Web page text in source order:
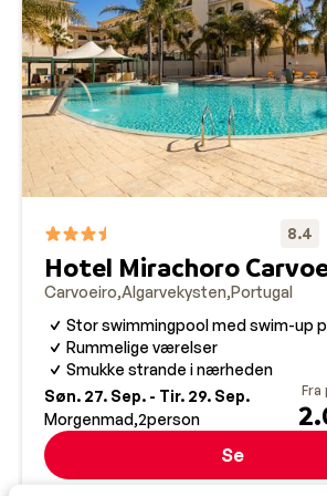
Cervoeiro, og vores guider besøger
sted i nærheden flere gange i løbet
også altid velkommen til at
8.4
Hotel Mirachoro
Carvoeiro Algarvekysten Portugal
Stor swimmingpool med swim-up
Rummelige værelser
Smukke strande i nærheden
Søn. 27. Sep. - Tir. 29. Sep.
Morgenmad 2person
Fra
Se